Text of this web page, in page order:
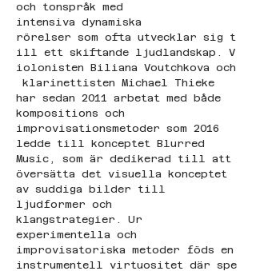
och tonspråk med
intensiva dynamiska
rörelser som ofta utvecklar sig t
ill ett skiftande ljudlandskap. V
iolonisten Biliana Voutchkova och
klarinettisten Michael Thieke
har sedan 2011 arbetat med både
kompositions och
improvisationsmetoder som 2016
ledde till konceptet Blurred
Music, som är dedikerad till att
översätta det visuella konceptet
av suddiga bilder till
ljudformer och
klangstrategier. Ur
experimentella och
improvisatoriska metoder föds en
instrumentell virtuositet där spe